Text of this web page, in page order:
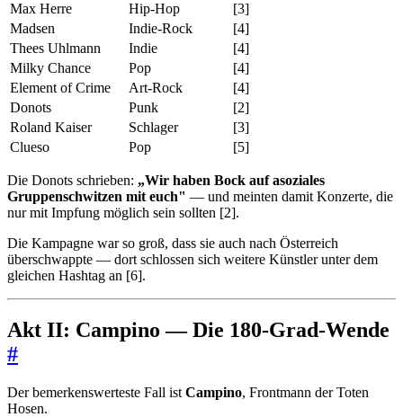
Max Herre
Hip-Hop
[3]
Madsen
Indie-Rock
[4]
Thees Uhlmann
Indie
[4]
Milky Chance
Pop
[4]
Element of Crime
Art-Rock
[4]
Donots
Punk
[2]
Roland Kaiser
Schlager
[3]
Clueso
Pop [5]
Die Donots schrieben: „Wir haben Bock auf asoziales
Gruppenschwitzen mit euch" — und meinten damit Konzerte, die
nur mit Impfung möglich sein sollten [2].
Die Kampagne war so groß, dass sie auch nach Österreich
überschwappte — dort schlossen sich weitere Künstler unter dem
gleichen Hashtag an [6].
Akt II: Campino — Die 180-Grad-Wende
#
Der bemerkenswerteste Fall ist Campino, Frontmann der Toten
Hosen.